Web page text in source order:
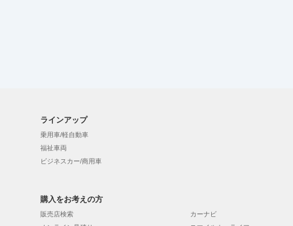
ラインアップ
乗用車/軽自動車
福祉車両
ビジネスカー/商用車
購入をお考えの方
販売店検索
カーナビ